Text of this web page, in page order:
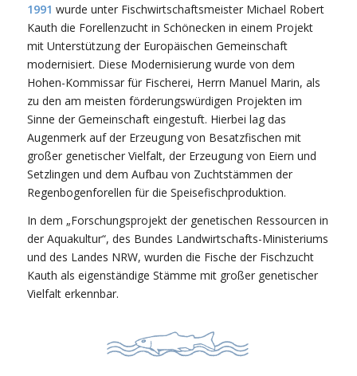
1991 wurde unter Fischwirtschaftsmeister Michael Robert
Kauth die Forellenzucht in Schönecken in einem Projekt
mit Unterstützung der Europäischen Gemeinschaft
modernisiert. Diese Modernisierung wurde von dem
Hohen-Kommissar für Fischerei, Herrn Manuel Marin, als
zu den am meisten förderungswürdigen Projekten im
Sinne der Gemeinschaft eingestuft. Hierbei lag das
Augenmerk auf der Erzeugung von Besatzfischen mit
großer genetischer Vielfalt, der Erzeugung von Eiern und
Setzlingen und dem Aufbau von Zuchtstämmen der
Regenbogenforellen für die Speisefischproduktion.
In dem „Forschungsprojekt der genetischen Ressourcen in
der Aquakultur“, des Bundes Landwirtschafts-Ministeriums
und des Landes NRW, wurden die Fische der Fischzucht
Kauth als eigenständige Stämme mit großer genetischer
Vielfalt erkennbar.